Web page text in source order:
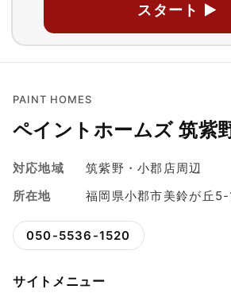
スタート ▶
PAINT HOMES
ペイントホームズ 筑紫
対応地域
筑紫野・小郡店周辺
所在地
福岡県小郡市美鈴が丘
050-5536-1520
サイトメニュー